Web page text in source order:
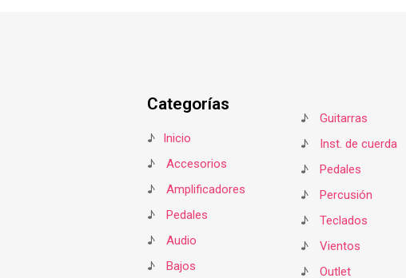
Categorías
♪
Inicio
♪
Accesorios
♪
Amplificadores
♪
Pedales
♪
Audio
♪
Bajos
♪
Guitarras
♪
Inst. de cuerda
♪
Pedales
♪
Percusión
♪
Teclados
♪
Vientos
♪
Outlet